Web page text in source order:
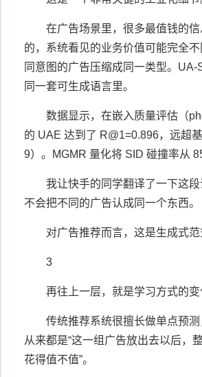
在广告场景里，很多最值钱的
的，系统看见的业务价值可能完全
同意图的广告压缩成同一类型。UA-
同一套可生成语言里。
数据显示，在嵌入质量评估（
的 UAE 达到了 R@1=0.896，远超
9）。MGMR 量化将 SID 碰撞率从
我让快手的同学翻译了一下这
不会把不同的广告认成同一个东西。
对广告推荐而言，这是生成式
3
再往上一层，就是学习方式的变
传统推荐系统很擅长做单点预
从来都是“这一组广告放出去以后，
花得值不值”。